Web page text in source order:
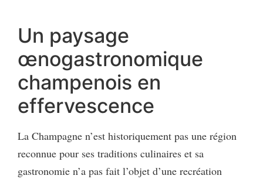
Un paysage
œnogastronomique
champenois en
effervescence
La Champagne n’est historiquement pas une région
reconnue pour ses traditions culinaires et sa
gastronomie n’a pas fait l’objet d’une recréation